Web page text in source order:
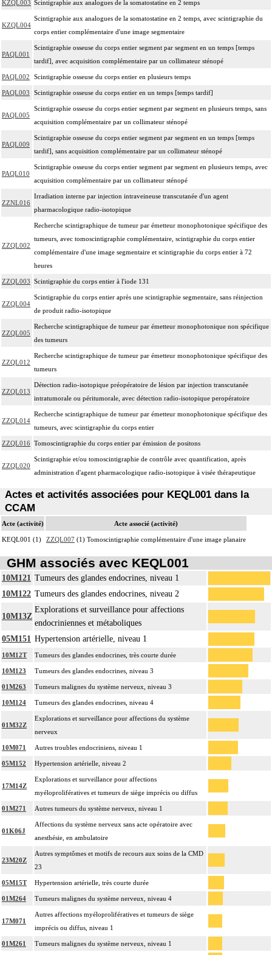
KZQL003 Scintigraphie aux analogues de la somatostatine en 2 temps
KZQL004
Scintigraphie aux analogues de la somatostatine en 2 temps, avec scintigraphie du
corps entier complémentaire d'une image segmentaire
PAQL001
Scintigraphie osseuse du corps entier segment par segment en un temps [temps
tardif], avec acquisition complémentaire par un collimateur sténopé
PAQL002 Scintigraphie osseuse du corps entier en plusieurs temps
PAQL003 Scintigraphie osseuse du corps entier en un temps [temps tardif]
PAQL005
Scintigraphie osseuse du corps entier segment par segment en plusieurs temps, sans
acquisition complémentaire par un collimateur sténopé
PAQL009
Scintigraphie osseuse du corps entier segment par segment en un temps [temps
tardif], sans acquisition complémentaire par un collimateur sténopé
PAQL010
Scintigraphie osseuse du corps entier segment par segment en plusieurs temps, avec
acquisition complémentaire par un collimateur sténopé
ZZNL016
Irradiation interne par injection intraveineuse transcutanée d'un agent
pharmacologique radio-isotopique
ZZQL002
Recherche scintigraphique de tumeur par émetteur monophotonique spécifique des
tumeurs, avec tomoscintigraphie complémentaire, scintigraphie du corps entier
complémentaire d'une image segmentaire et scintigraphie du corps entier à 72
heures
ZZQL003 Scintigraphie du corps entier à l'iode 131
ZZQL004
Scintigraphie du corps entier après une scintigraphie segmentaire, sans réinjection
de produit radio-isotopique
ZZQL005
Recherche scintigraphique de tumeur par émetteur monophotonique non spécifique
des tumeurs
ZZQL012
Recherche scintigraphique de tumeur par émetteur monophotonique spécifique des
tumeurs
ZZQL013
Détection radio-isotopique préopératoire de lésion par injection transcutanée
intratumorale ou péritumorale, avec détection radio-isotopique peropératoire
ZZQL014
Recherche scintigraphique de tumeur par émetteur monophotonique spécifique des
tumeurs, avec scintigraphie du corps entier
ZZQL016 Tomoscintigraphie du corps entier par émission de positons
ZZQL020
Scintigraphie et/ou tomoscintigraphie de contrôle avec quantification, après
administration d'agent pharmacologique radio-isotopique à visée thérapeutique
Actes et activités associées pour KEQL001 dans la
CCAM
Acte (activité) Acte associé (activité)
KEQL001 (1) ZZQL007 (1) Tomoscintigraphie complémentaire d'une image planaire
GHM associés avec KEQL001
10M121 Tumeurs des glandes endocrines, niveau 1
10M122 Tumeurs des glandes endocrines, niveau 2
10M13Z
Explorations et surveillance pour affections
endocriniennes et métaboliques
05M151 Hypertension artérielle, niveau 1
10M12T Tumeurs des glandes endocrines, très courte durée
10M123 Tumeurs des glandes endocrines, niveau 3
01M263 Tumeurs malignes du système nerveux, niveau 3
10M124 Tumeurs des glandes endocrines, niveau 4
01M32Z
Explorations et surveillance pour affections du système
nerveux
10M071 Autres troubles endocriniens, niveau 1
05M152 Hypertension artérielle, niveau 2
17M14Z
Explorations et surveillance pour affections
myéloprolifératives et tumeurs de siège imprécis ou diffus
01M271 Autres tumeurs du système nerveux, niveau 1
01K06J
Affections du système nerveux sans acte opératoire avec
anesthésie, en ambulatoire
23M20Z
Autres symptômes et motifs de recours aux soins de la CMD
23
05M15T Hypertension artérielle, très courte durée
01M264 Tumeurs malignes du système nerveux, niveau 4
17M071
Autres affections myéloprolifératives et tumeurs de siège
imprécis ou diffus, niveau 1
01M261 Tumeurs malignes du système nerveux, niveau 1